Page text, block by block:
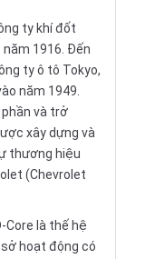
ty khí đốt
năm 1916. Đến
ty ô tô Tokyo,
năm 1949.
phần và trở
xây dựng và
thương hiệu
(Chevrolet
Core là thế hệ
hoạt động có